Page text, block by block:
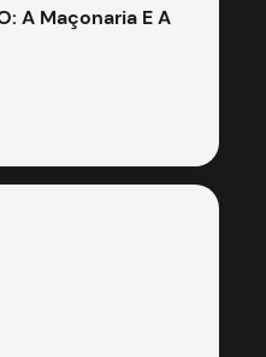
A Maçonaria E A